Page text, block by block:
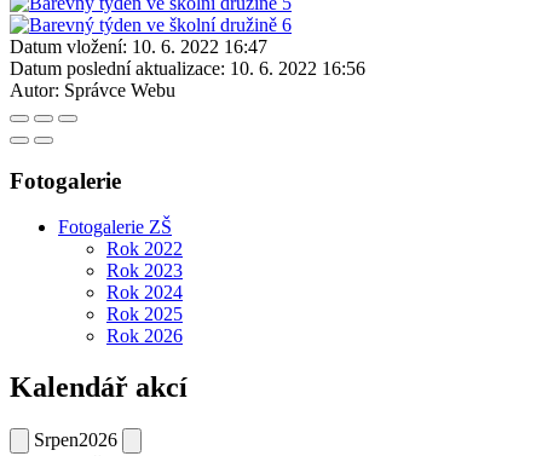
Datum vložení: 10. 6. 2022 16:47
Datum poslední aktualizace: 10. 6. 2022 16:56
Autor: Správce Webu
Fotogalerie
Fotogalerie ZŠ
Rok 2022
Rok 2023
Rok 2024
Rok 2025
Rok 2026
Kalendář akcí
Srpen2026